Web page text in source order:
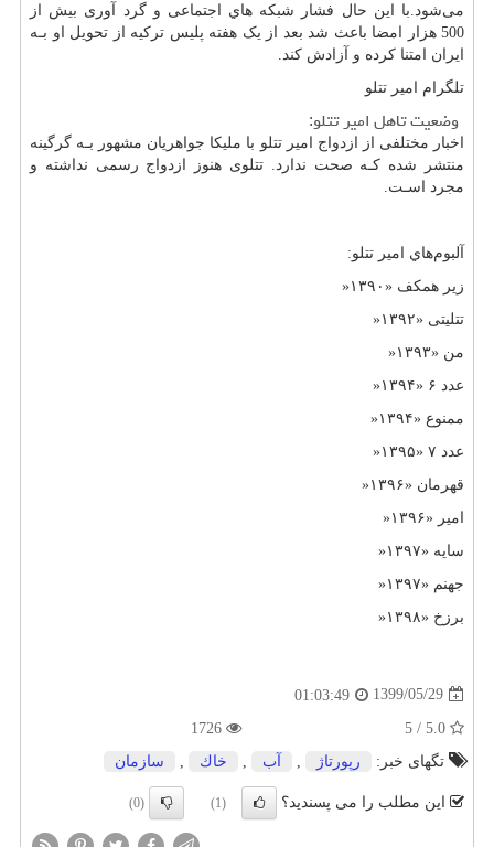
می‌شود.با این حال فشار شبکه هاي‌ اجتماعی و گرد آوری بیش از
500 هزار امضا باعث شد بعد از یک هفته پلیس ترکیه از تحویل او بـه
ایران امتنا کرده و آزادش کند.
تلگرام امیر تتلو
وضعیت تاهل امیر تتلو:
اخبار مختلفی از ازدواج امیر تتلو با ملیکا جواهریان مشهور بـه گرگینه
منتشر شده کـه صحت ندارد. تتلوی هنوز ازدواج رسمی نداشته و
مجرد اسـت.
آلبوم‌هاي‌ امیر تتلو:
زیر همکف «۱۳۹۰
»
تتلیتی «۱۳۹۲
»
من «۱۳۹۳
»
عدد ۶ «۱۳۹۴
»
ممنوع «۱۳۹۴
»
عدد ۷ «۱۳۹۵
»
قهرمان «۱۳۹۶
»
امیر «۱۳۹۶
»
سایه «۱۳۹۷
»
جهنم «۱۳۹۷
»
برزخ «۱۳۹۸
»
1399/05/29
01:03:49
تگهای خبر:
رپورتاژ آب خاك سازمان
این مطلب را می پسندید؟ (1)
(0)